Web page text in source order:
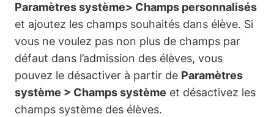
Paramètres système> Champs personnalisés
et ajoutez les champs souhaités dans élève. Si
vous ne voulez pas non plus de champs par
défaut dans l’admission des élèves, vous
pouvez le désactiver à partir de Paramètres
système > Champs système et désactivez les
champs système des élèves.